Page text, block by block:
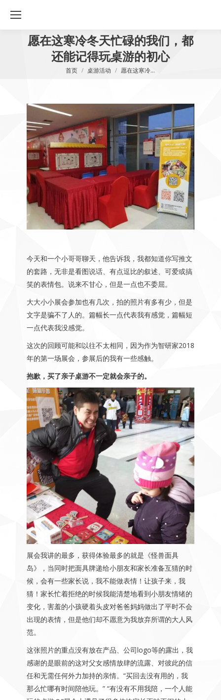
愿在这寒冷冬天忙碌的我们，都
还能记得玩桌游的初心
您在这里：
首页 桌游活动 愿在这寒冷…
今天和一个小哥哥聊天，他告诉我，我都知道你写推文
的套路，无非是看图说话、有点逗比的叙述、可爱或搞
笑的表情包。说来不甘心，但是一点也不委屈。
大大小小展会参加也有几次，拍的照片有多有少，但是
文字是骗不了人的。篇幅长一点代表我有感觉，篇幅短
一点代表我没感觉。
这次的回顾可能和以往不太相同，因为作为智研家2018
年的第一场展会，参展后的我有一些感触。
抱歉，买了亲子桌游不一定就会亲子的。
展会我讲的最多，获得体验最多的就是《怪兽面具
岛》，当同时把面具牌递给小朋友和家长准备互猜的时
候，会有一些家长说，我不能做表情！让孩子来，我
猜！家长忙着拒绝的时候我能清楚地看到小朋友情绪的
变化，害羞的小孩硬着头皮对爸爸妈妈做出了平时不会
出现的表情，但是他们却不愿意为我放弃所谓的大人风
范。
这张照片的重点没有放在产品、公司logo等的露出，我
感谢的是眼前的这对父女感情放肆的流露、对彼此的信
任和无需任何外力加持的亲情。“买回去没有用的，我
那么忙哪有时间陪他玩。” “有没有不用我陪，一个人能